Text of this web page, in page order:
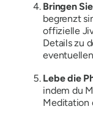
Bringen
begrenzt
offizielle
Details zu
Lebe die
indem du
Meditation